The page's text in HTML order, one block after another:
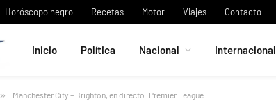
Horóscopo negro Recetas Motor Viajes Contacto
Inicio Política Nacional Internacional
» Manchester City – Brighton, en directo: Premier League